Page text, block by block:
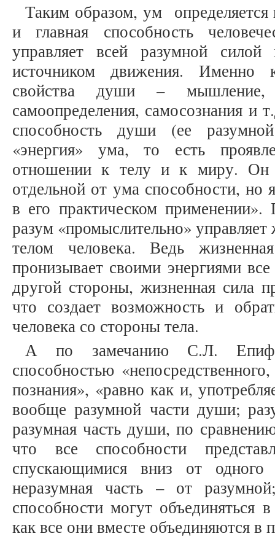
Таким образом, ум
и главная способность
управляет всей разумной
источником движения. Именно
свойства души – мышление,
самоопределения, самосознания и
способность души (ее
«энергия» ума, то есть
отношении к телу и к миру. Он
отдельной от ума способности, но
в его практическом применении».
разум «промыслительно»
телом человека. Ведь
пронизывает своими энергиями
другой стороны, жизненная сила
что создает возможность и
человека со стороны тела.
А по замечанию С.Л.
способностью
познания», «равно как и,
вообще разумной части души;
разумная часть души, по
что все способности
спускающимися вниз от
неразумная часть – от
способности могут объединяться
как все они вместе объединяются